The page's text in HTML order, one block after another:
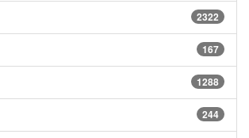
2322
167
1288
244